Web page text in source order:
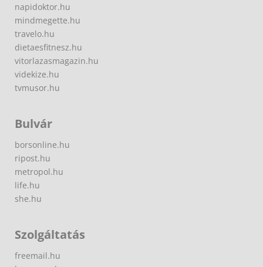
napidoktor.hu
mindmegette.hu
travelo.hu
dietaesfitnesz.hu
vitorlazasmagazin.hu
videkize.hu
tvmusor.hu
Bulvár
borsonline.hu
ripost.hu
metropol.hu
life.hu
she.hu
Szolgáltatás
freemail.hu